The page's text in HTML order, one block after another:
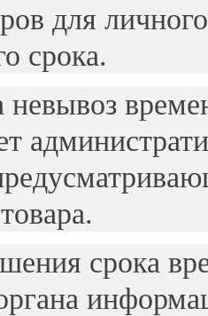
для
срока.
невывоз
срока